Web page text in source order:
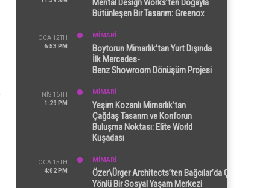
Mental Design Works’ten Doğayla
Bütünleşen Bir Tasarım: Greenox
OCA 12TH
6:53 PM
MİMARİ
Boytorun Mimarlık’tan Yurt Dışında
İlk Mercedes-
Benz Showroom Dönüşüm Projesi
NIS 16TH
1:29 PM
MİMARİ
Yeşim Kozanlı Mimarlık’tan
Çağdaş Tasarım ve Konforun
Buluşma Noktası: Elite World
Kuşadası
OCA 15TH
4:02 PM
MİMARİ
Özer\Ürger Architects’ten Bağcılar’da Çok
Yönlü Bir Sosyal Yaşam Merkezi